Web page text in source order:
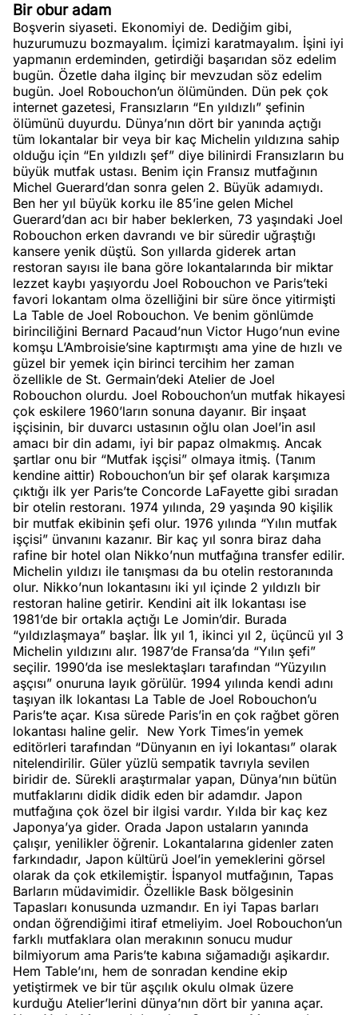
Bir obur adam
Boşverin siyaseti. Ekonomiyi de. Dediğim gibi,
huzurumuzu bozmayalım. İçimizi karatmayalım. İşini iyi
yapmanın erdeminden, getirdiği başarıdan söz edelim
bugün. Özetle daha ilginç bir mevzudan söz edelim
bugün. Joel Robouchon’un ölümünden. Dün pek çok
internet gazetesi, Fransızların “En yıldızlı” şefinin
ölümünü duyurdu. Dünya’nın dört bir yanında açtığı
tüm lokantalar bir veya bir kaç Michelin yıldızına sahip
olduğu için “En yıldızlı şef” diye bilinirdi Fransızların bu
büyük mutfak ustası. Benim için Fransız mutfağının
Michel Guerard’dan sonra gelen 2. Büyük adamıydı.
Ben her yıl büyük korku ile 85’ine gelen Michel
Guerard’dan acı bir haber beklerken, 73 yaşındaki Joel
Robouchon erken davrandı ve bir süredir uğraştığı
kansere yenik düştü. Son yıllarda giderek artan
restoran sayısı ile bana göre lokantalarında bir miktar
lezzet kaybı yaşıyordu Joel Robouchon ve Paris’teki
favori lokantam olma özelliğini bir süre önce yitirmişti
La Table de Joel Robouchon. Ve benim gönlümde
birinciliğini Bernard Pacaud’nun Victor Hugo’nun evine
komşu L’Ambroisie’sine kaptırmıştı ama yine de hızlı ve
güzel bir yemek için birinci tercihim her zaman
özellikle de St. Germain’deki Atelier de Joel
Robouchon olurdu. Joel Robouchon’un mutfak hikayesi
çok eskilere 1960’ların sonuna dayanır. Bir inşaat
işçisinin, bir duvarcı ustasının oğlu olan Joel’in asıl
amacı bir din adamı, iyi bir papaz olmakmış. Ancak
şartlar onu bir “Mutfak işçisi” olmaya itmiş. (Tanım
kendine aittir) Robouchon’un bir şef olarak karşımıza
çıktığı ilk yer Paris’te Concorde LaFayette gibi sıradan
bir otelin restoranı. 1974 yılında, 29 yaşında 90 kişilik
bir mutfak ekibinin şefi olur. 1976 yılında “Yılın mutfak
işçisi” ünvanını kazanır. Bir kaç yıl sonra biraz daha
rafine bir hotel olan Nikko’nun mutfağına transfer edilir.
Michelin yıldızı ile tanışması da bu otelin restoranında
olur. Nikko’nun lokantasını iki yıl içinde 2 yıldızlı bir
restoran haline getirir. Kendini ait ilk lokantası ise
1981’de bir ortakla açtığı Le Jomin’dir. Burada
“yıldızlaşmaya” başlar. İlk yıl 1, ikinci yıl 2, üçüncü yıl 3
Michelin yıldızını alır. 1987’de Fransa’da “Yılın şefi”
seçilir. 1990’da ise meslektaşları tarafından “Yüzyılın
aşçısı” onuruna layık görülür. 1994 yılında kendi adını
taşıyan ilk lokantası La Table de Joel Robouchon’u
Paris’te açar. Kısa sürede Paris’in en çok rağbet gören
lokantası haline gelir. New York Times’in yemek
editörleri tarafından “Dünyanın en iyi lokantası” olarak
nitelendirilir. Güler yüzlü sempatik tavrıyla sevilen
biridir de. Sürekli araştırmalar yapan, Dünya’nın bütün
mutfaklarını didik didik eden bir adamdır. Japon
mutfağına çok özel bir ilgisi vardır. Yılda bir kaç kez
Japonya’ya gider. Orada Japon ustaların yanında
çalışır, yenilikler öğrenir. Lokantalarına gidenler zaten
farkındadır, Japon kültürü Joel’in yemeklerini görsel
olarak da çok etkilemiştir. İspanyol mutfağının, Tapas
Barların müdavimidir. Özellikle Bask bölgesinin
Tapasları konusunda uzmandır. En iyi Tapas barları
ondan öğrendiğimi itiraf etmeliyim. Joel Robouchon’un
farklı mutfaklara olan merakının sonucu mudur
bilmiyorum ama Paris’te kabına sığamadığı aşikardır.
Hem Table’ını, hem de sonradan kendine ekip
yetiştirmek ve bir tür aşçılık okulu olmak üzere
kurduğu Atelier’lerini dünya’nın dört bir yanına açar.